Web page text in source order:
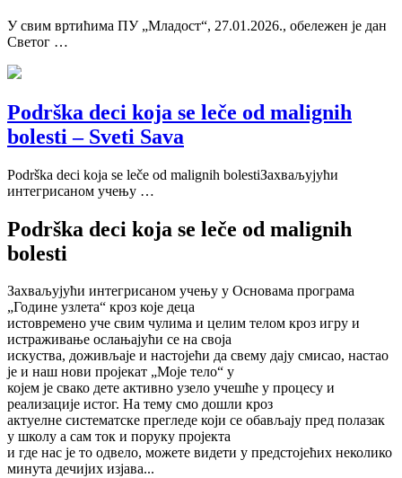
У свим вртићима ПУ „Младост“, 27.01.2026., обележен је дан
Светог …
Podrška deci koja se leče od malignih
bolesti – Sveti Sava
Podrška deci koja se leče od malignih bolestiЗахваљујући
интегрисаном учењу …
Podrška deci koja se leče od malignih
bolesti
Захваљујући интегрисаном учењу у Основама програма
„Године узлета“ кроз које деца
истовремено уче свим чулима и целим телом кроз игру и
истраживање ослањајући се на своја
искуства, доживљаје и настојећи да свему дају смисао, настао
је и наш нови пројекат „Моје тело“ у
којем је свако дете активно узело учешће у процесу и
реализације истог. На тему смо дошли кроз
актуелне систематске прегледе који се обављају пред полазак
у школу а сам ток и поруку пројекта
и где нас је то одвело, можете видети у предстојећих неколико
минута дечијих изјава...